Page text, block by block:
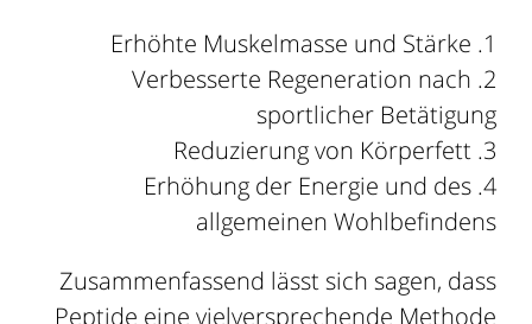
Erhöhte Muskelmasse und Stärke
Verbesserte Regeneration nach
sportlicher Betätigung
Reduzierung von Körperfett
Erhöhung der Energie und des
allgemeinen Wohlbefindens
Zusammenfassend lässt sich sagen, dass
Peptide eine vielversprechende Methode